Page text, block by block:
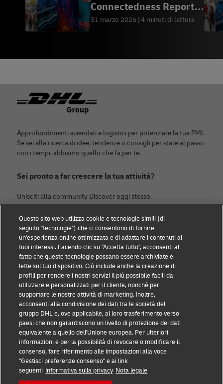
Connectedness Report
2026
31 marzo 2026 4 minuti di lettura
Piè di pagina
Approfondimenti aziendali e logistici per potenziare la tua PMI.
Se sei alla ricerca di idee, tendenze o consigli per stare al passo
con i tempi, abbiamo quello che fa per te.
Sei pronto a far crescere la tua attività?
Unisciti alla community Discover oggi stesso.
Categorie
News & ESG
Piccole imprese
E-commerce
B2B
Logistica
Spedire con DHL
DHL
Contattaci
Sostenibilità
Nota legale
Termini d'uso
Avviso sulla privacy
Impostazioni dei cookie
Seguici
Questo sito web utilizza cookie e tecnologie simili (di
seguito "tecnologie") che ci consentono di fornire
un'esperienza online ottimizzata e di adattare i contenuti ai
tuoi interessi. Facendo clic su "Accetta tutto", acconsenti al
fatto che queste tecnologie possano essere archiviate e
lette sul tuo dispositivo. Ciò include anche la creazione di
profili per rendere i nostri servizi il più possibile facili da
utilizzare e personalizzati per il cliente, nonché per
supportare le nostre attività di marketing. Inoltre,
acconsenti alla condivisione dei dati tra le società del
gruppo DHL e, ove applicabile, al loro trasferimento verso
paesi che non garantiscono un livello di protezione dei dati
equivalente a quello dell'Unione europea. Per ulteriori
informazioni e per la possibilità di revocare o modificare il
consenso, fare riferimento alle impostazioni alla voce
"Gestisci preferenze consenso" e ai link
seguenti Informativa sulla privacy Nota legale